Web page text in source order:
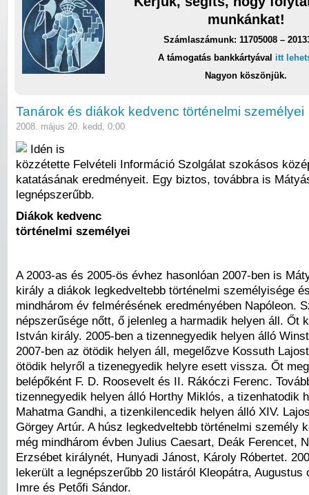
munkánkat!
Számlaszámunk: 11705008 –
A támogatás bankkártyával itt
Nagyon köszönjük.
Tanárok és diákok kedvenc történelmi személyei
2008. május 20. kedd, 0:00
Idén is
közzétette Felvételi Információ Szolgálat szokásos
katatásának eredményeit. Egy biztos, továbbra is
legnépszerűbb.
Diákok kedvenc
történelmi személyei
A 2003-as és 2005-ös évhez hasonlóan 2007-ben is
király a diákok legkedveltebb történelmi személyisége
mindhárom év felmérésének eredményében Napóleon.
népszerűsége nőtt, ő jelenleg a harmadik helyen áll. Őt
István király. 2005-ben a tizennegyedik helyen álló
2007-ben az ötödik helyen áll, megelőzve Kossuth
ötödik helyről a tizenegyedik helyre esett vissza. Őt
belépőként F. D. Roosevelt és II. Rákóczi Ferenc.
tizennegyedik helyen álló Horthy Miklós, a tizenhatodik
Mahatma Gandhi, a tizenkilencedik helyen álló XIV.
Görgey Artúr. A húsz legkedveltebb történelmi személy
még mindhárom évben Julius Caesart, Deák Ferencet,
Erzsébet királynét, Hunyadi Jánost, Károly Róbertet.
lekerült a legnépszerűbb 20 listáról Kleopátra, Augustus
Imre és Petőfi Sándor.